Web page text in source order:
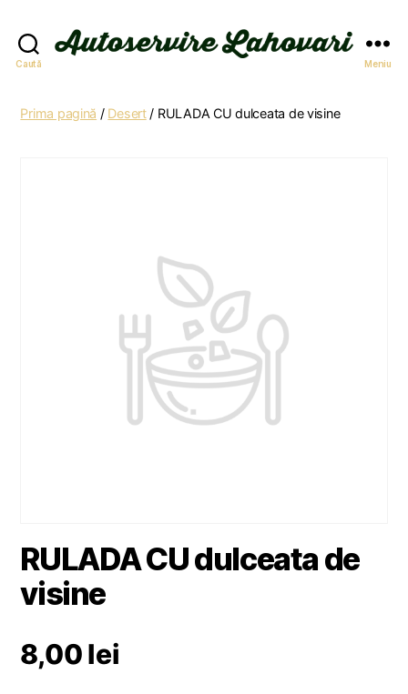
Caută Meniu
Prima pagină / Desert/ RULADA CU dulceata de visine
RULADA CU dulceata de
visine
8,00lei